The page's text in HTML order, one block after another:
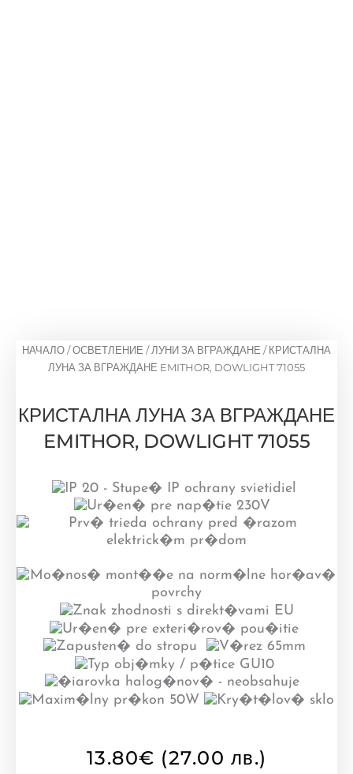
НАЧАЛО/ОСВЕТЛЕНИЕ /ЛУНИ ЗА ВГРАЖДАНЕ / КРИСТАЛНА
ЛУНА ЗА ВГРАЖДАНЕ EMITHOR, DOWLIGHT 71055
КРИСТАЛНА ЛУНА ЗА ВГРАЖДАНЕ
EMITHOR, DOWLIGHT 71055
13.80€ (27.00 лв.)